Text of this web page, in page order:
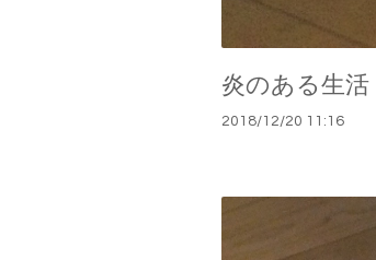
炎のある生活
2018/12/20 11:16